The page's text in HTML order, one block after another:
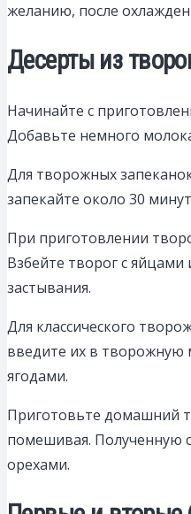
желанию, после
Десерты из
Начинайте с
Добавьте немного
Для творожных
запекайте около 30
При приготовлении
Взбейте творог с
застывания.
Для классического
введите их в творожную
ягодами.
Приготовьте домашний
помешивая. Полученную
орехами.